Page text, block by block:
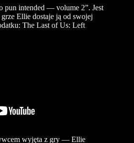
pun intended — volume 2”. Jest
Ellie dostaje ją od swojej
The Last of Us: Left
wyjęta z gry — Ellie